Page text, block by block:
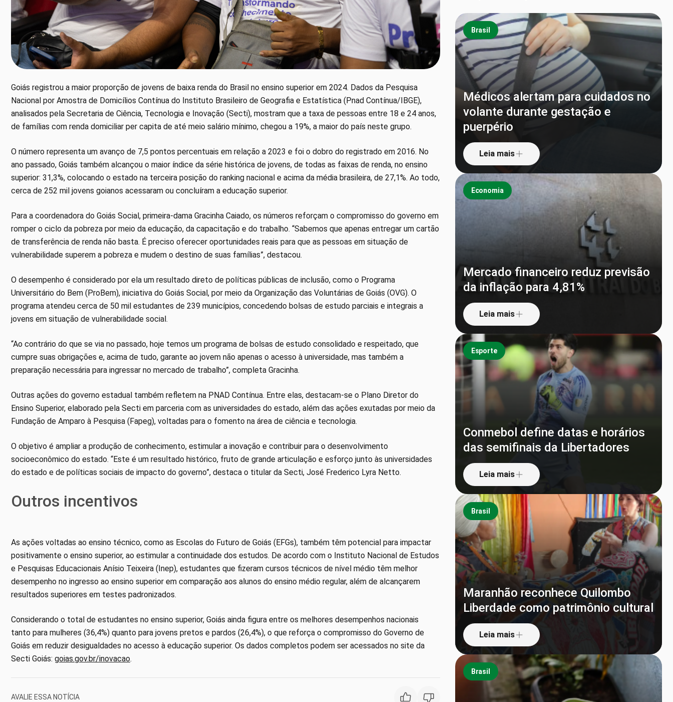
Goiás registrou a maior proporção de jovens de baixa renda do Brasil no ensino superior em 2024. Dados da Pesquisa
Nacional por Amostra de Domicílios Contínua do Instituto Brasileiro de Geografia e Estatística (Pnad Contínua/IBGE),
analisados pela Secretaria de Ciência, Tecnologia e Inovação (Secti), mostram que a taxa de pessoas entre 18 e 24 anos,
de famílias com renda domiciliar per capita de até meio salário mínimo, chegou a 19%, a maior do país neste grupo.
O número representa um avanço de 7,5 pontos percentuais em relação a 2023 e foi o dobro do registrado em 2016. No
ano passado, Goiás também alcançou o maior índice da série histórica de jovens, de todas as faixas de renda, no ensino
superior: 31,3%, colocando o estado na terceira posição do ranking nacional e acima da média brasileira, de 27,1%. Ao todo,
cerca de 252 mil jovens goianos acessaram ou concluíram a educação superior.
Para a coordenadora do Goiás Social, primeira-dama Gracinha Caiado, os números reforçam o compromisso do governo em
romper o ciclo da pobreza por meio da educação, da capacitação e do trabalho. “Sabemos que apenas entregar um cartão
de transferência de renda não basta. É preciso oferecer oportunidades reais para que as pessoas em situação de
vulnerabilidade superem a pobreza e mudem o destino de suas famílias”, destacou.
O desempenho é considerado por ela um resultado direto de políticas públicas de inclusão, como o Programa
Universitário do Bem (ProBem), iniciativa do Goiás Social, por meio da Organização das Voluntárias de Goiás (OVG). O
programa atendeu cerca de 50 mil estudantes de 239 municípios, concedendo bolsas de estudo parciais e integrais a
jovens em situação de vulnerabilidade social.
“Ao contrário do que se via no passado, hoje temos um programa de bolsas de estudo consolidado e respeitado, que
cumpre suas obrigações e, acima de tudo, garante ao jovem não apenas o acesso à universidade, mas também a
preparação necessária para ingressar no mercado de trabalho”, completa Gracinha.
Outras ações do governo estadual também refletem na PNAD Contínua. Entre elas, destacam-se o Plano Diretor do
Ensino Superior, elaborado pela Secti em parceria com as universidades do estado, além das ações exutadas por meio da
Fundação de Amparo à Pesquisa (Fapeg), voltadas para o fomento na área de ciência e tecnologia.
O objetivo é ampliar a produção de conhecimento, estimular a inovação e contribuir para o desenvolvimento
socioeconômico do estado. “Este é um resultado histórico, fruto de grande articulação e esforço junto às universidades
do estado e de políticas sociais de impacto do governo”, destaca o titular da Secti, José Frederico Lyra Netto.
Outros incentivos
As ações voltadas ao ensino técnico, como as Escolas do Futuro de Goiás (EFGs), também têm potencial para impactar
positivamente o ensino superior, ao estimular a continuidade dos estudos. De acordo com o Instituto Nacional de Estudos
e Pesquisas Educacionais Anísio Teixeira (Inep), estudantes que fizeram cursos técnicos de nível médio têm melhor
desempenho no ingresso ao ensino superior em comparação aos alunos do ensino médio regular, além de alcançarem
resultados superiores em testes padronizados.
Considerando o total de estudantes no ensino superior, Goiás ainda figura entre os melhores desempenhos nacionais
tanto para mulheres (36,4%) quanto para jovens pretos e pardos (26,4%), o que reforça o compromisso do Governo de
Goiás em reduzir desigualdades no acesso à educação superior. Os dados completos podem ser acessados no site da
Secti Goiás: goias.gov.br/inovacao.
AVALIE ESSA NOTÍCIA
Brasil
Médicos alertam para cuidados no
volante durante gestação e
puerpério
Leia mais
Economia
Mercado financeiro reduz previsão
da inflação para 4,81%
Leia mais
Esporte
Conmebol define datas e horários
das semifinais da Libertadores
Leia mais
Brasil
Maranhão reconhece Quilombo
Liberdade como patrimônio cultural
Leia mais
Brasil